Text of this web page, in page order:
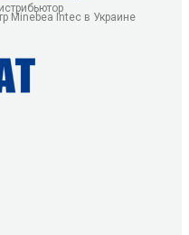
Minebea Intec в Украине